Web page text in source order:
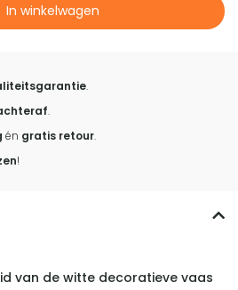
In winkelwagen
.
.
én gratis retour.
!
van de witte decoratieve vaas